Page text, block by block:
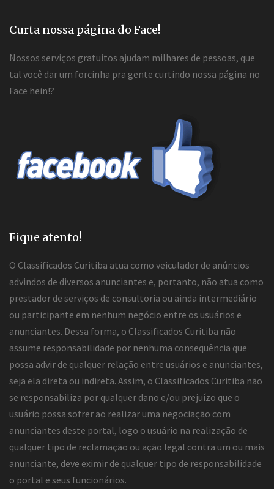
Curta nossa página do Face!
Nossos serviços gratuitos ajudam milhares de pessoas, que
tal você dar um forcinha pra gente curtindo nossa página no
Face hein!?
Fique atento!
O Classificados Curitiba atua como veiculador de anúncios
advindos de diversos anunciantes e, portanto, não atua como
prestador de serviços de consultoria ou ainda intermediário
ou participante em nenhum negócio entre os usuários e
anunciantes. Dessa forma, o Classificados Curitiba não
assume responsabilidade por nenhuma conseqüência que
possa advir de qualquer relação entre usuários e anunciantes,
seja ela direta ou indireta. Assim, o Classificados Curitiba não
se responsabiliza por qualquer dano e/ou prejuízo que o
usuário possa sofrer ao realizar uma negociação com
anunciantes deste portal, logo o usuário na realização de
qualquer tipo de reclamação ou ação legal contra um ou mais
anunciante, deve eximir de qualquer tipo de responsabilidade
o portal e seus funcionários.